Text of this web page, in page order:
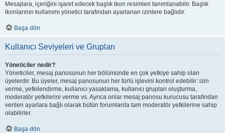
Mesajlara, içeriğini işaret edecek başlık ikon resimleri tanımlanabilir. Başlık
ikonlarının kullanımı yönetici tarafından ayarlanan izinlere bağlıdır.
Başa dön
Kullanıcı Seviyeleri ve Grupları
Yöneticiler nedir?
Yöneticiler, mesaj panosunun her bölümünde en çok yetkiye sahip olan
üyelerdir. Bu üyeler, mesaj panosunun her türlü işlevini kontrol edebilir: izin
verme, yetkilendirme, kullanıcı yasaklama, kullanıcı grupları oluşturma,
moderatör yetkilerini verme vs. Ayrıca onlar mesaj panosu kurucusu tarafından
verilen ayarlara bağlı olarak bütün forumlarda tam moderatör yetkilerine sahip
olabilirler.
Başa dön